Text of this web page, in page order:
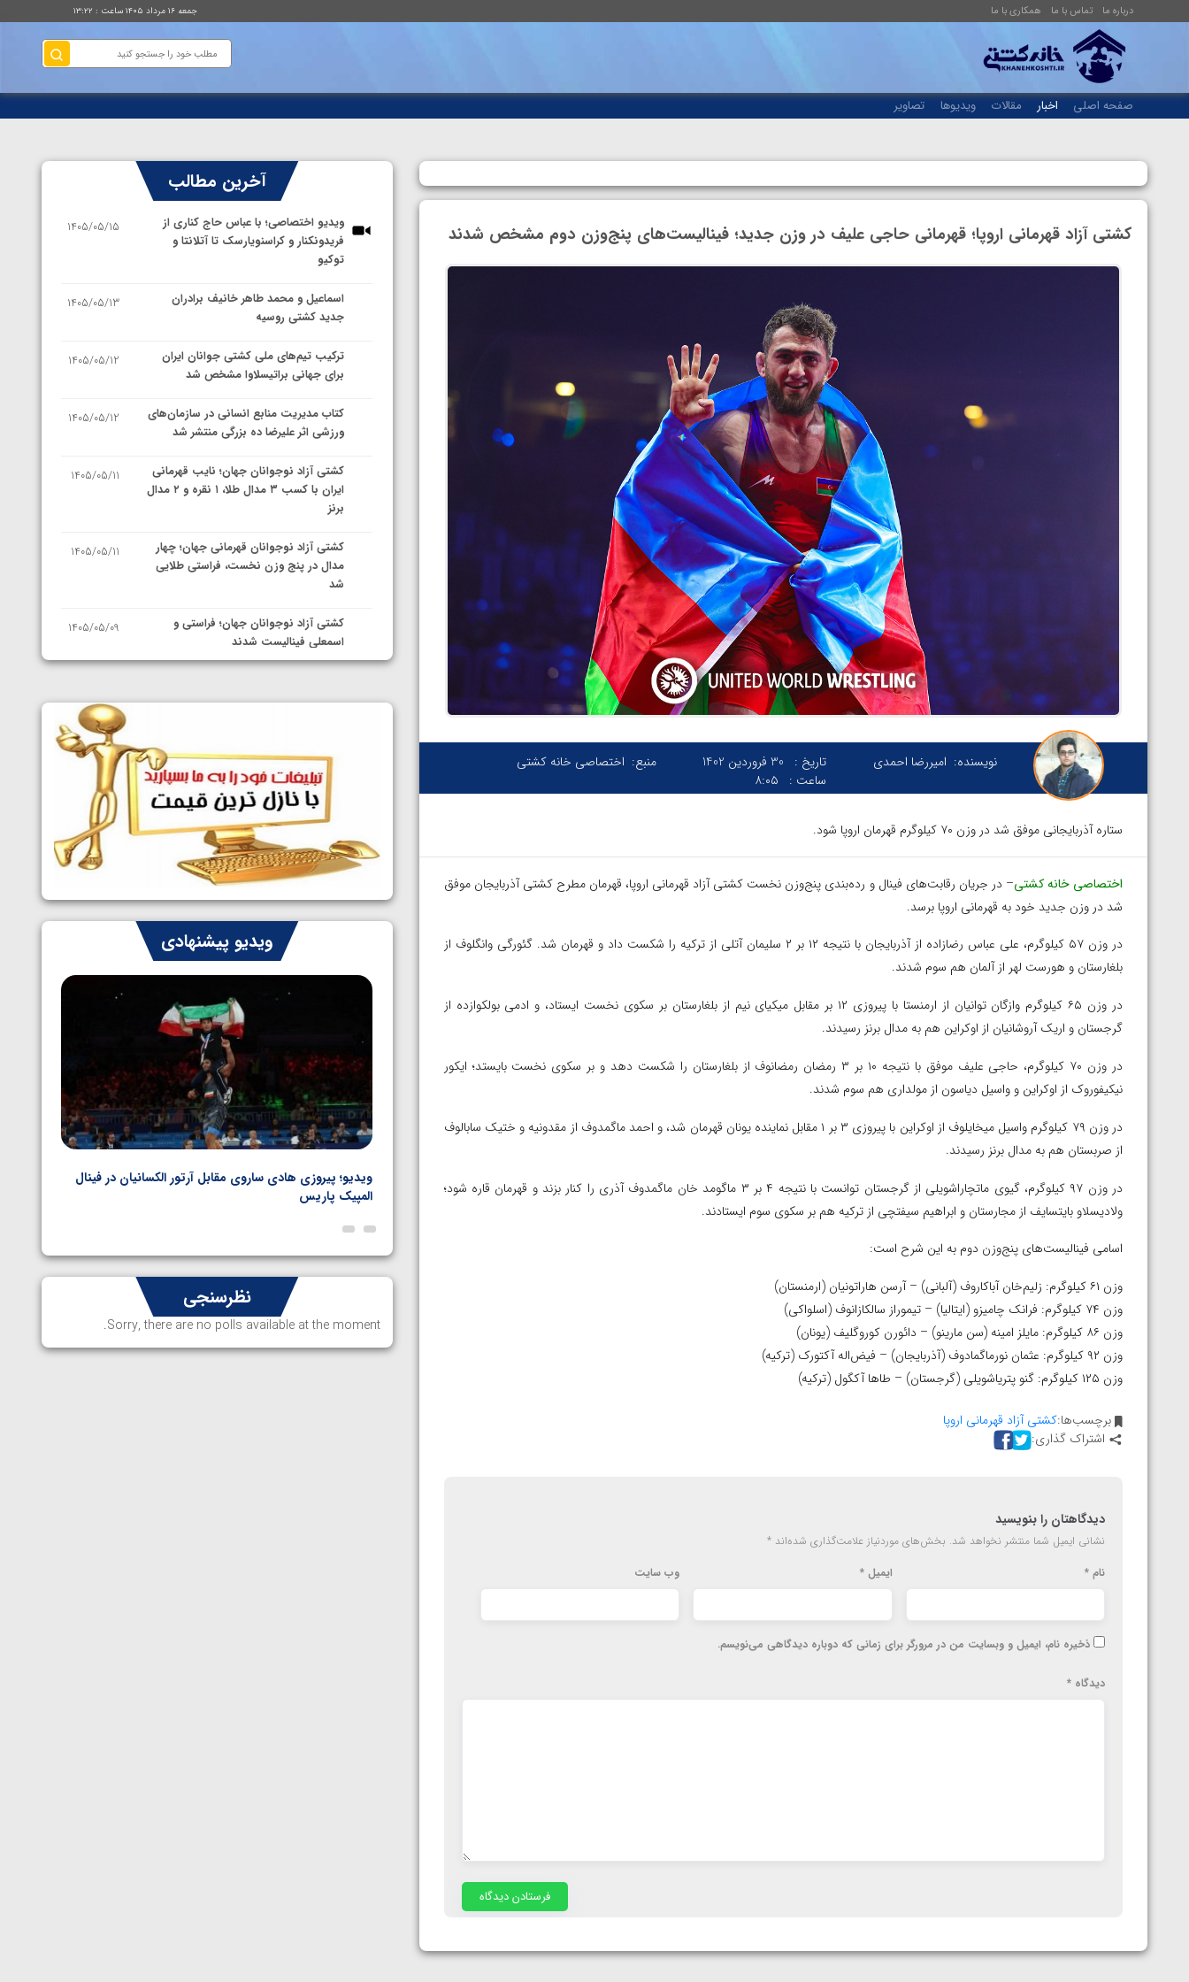
درباره ما تماس با ما همکاری با ما جمعه ۱۶ مرداد ۱۴۰۵ ساعت : ۱۳:۲۲
صفحه اصلی اخبار مقالات ویدیوها تصاویر
کشتی آزاد قهرمانی اروپا؛ قهرمانی حاجی علیف در وزن جدید؛ فینالیست‌های پنج‌وزن دوم مشخص شدند
نویسنده: امیررضا احمدی تاریخ :
30 فروردین 1402
ساعت :
۸:۰۵
منبع: اختصاصی خانه کشتی
ستاره آذربایجانی موفق شد در وزن ۷۰ کیلوگرم قهرمان اروپا شود.
اختصاصی خانه کشتی– در جریان رقابت‌های فینال و رده‌بندی پنج‌وزن نخست کشتی آزاد قهرمانی اروپا، قهرمان مطرح کشتی آذربایجان موفق
شد در وزن جدید خود به قهرمانی اروپا برسد.
در وزن ۵۷ کیلوگرم، علی عباس رضازاده از آذربایجان با نتیجه ۱۲ بر ۲ سلیمان آتلی از ترکیه را شکست داد و قهرمان شد. گئورگی وانگلوف از
بلغارستان و هورست لهر از آلمان هم سوم شدند.
در وزن ۶۵ کیلوگرم وازگان توانیان از ارمنستا با پیروزی ۱۲ بر مقابل میکیای نیم از بلغارستان بر سکوی نخست ایستاد، و ادمی‌ بولکوازده از
گرجستان و اریک آروشانیان از اوکراین هم به مدال برنز رسیدند.
در وزن ۷۰ کیلوگرم، حاجی علیف موفق با نتیجه ۱۰ بر ۳ رمضان رمضانوف از بلغارستان را شکست دهد و بر سکوی نخست بایستد؛ ایکور
نیکیفوروک از اوکراین و واسیل دیاسون از مولداری هم سوم شدند.
در وزن ۷۹ کیلوگرم واسیل میخایلوف از اوکراین با پیروزی ۳ بر ۱ مقابل نماینده یونان قهرمان شد، و احمد ماگمدوف از مقدونیه و ختیک سابالوف
از صربستان هم به مدال برنز رسیدند.
در وزن ۹۷ کیلوگرم، گیوی ماتچاراشویلی از گرجستان توانست با نتیجه ۴ بر ۳ ماگومد خان ماگمدوف آذری را کنار بزند و قهرمان قاره شود؛
ولادیسلاو بایتسایف از مجارستان و ابراهیم سیفتچی از ترکیه هم بر سکوی سوم ایستادند.
اسامی فینالیست‌های پنج‌وزن دوم به این شرح است:
وزن ۶۱ کیلوگرم: زلیم‌خان آباکاروف (آلبانی) – آرسن هاراتونیان (ارمنستان)
وزن ۷۴ کیلوگرم: فرانک چامیزو (ایتالیا) – تیموراز سالکازانوف (اسلواکی)
وزن ۸۶ کیلوگرم: مایلز امینه (سن مارینو) – دائورن کوروگلیف (یونان)
وزن ۹۲ کیلوگرم: عثمان نورماگمادوف (آذربایجان) – فیض‌اله آکتورک (ترکیه)
وزن ۱۲۵ کیلوگرم: گنو پتریاشویلی (گرجستان) – طاها آکگول (ترکیه)
برچسب‌ها:کشتی آزاد قهرمانی اروپا
اشتراک گذاری:
دیدگاهتان را بنویسید
نشانی ایمیل شما منتشر نخواهد شد. بخش‌های موردنیاز علامت‌گذاری شده‌اند *
نام * ایمیل* وب‌ سایت
ذخیره نام، ایمیل و وبسایت من در مرورگر برای زمانی که دوباره دیدگاهی می‌نویسم.
دیدگاه *
آخرین مطالب
ویدیو اختصاصی؛ با عباس حاج کناری از
فریدونکنار و کراسنویارسک تا آتلانتا و
توکیو
1405/05/15
اسماعیل و محمد طاهر خانیف برادران
جدید کشتی روسیه
1405/05/13
ترکیب تیم‌های ملی کشتی جوانان ایران
برای جهانی براتیسلاوا مشخص شد
1405/05/12
کتاب مدیریت منابع انسانی در سازمان‌های
ورزشی اثر علیرضا ده بزرگی منتشر شد
1405/05/12
کشتی آزاد نوجوانان جهان؛ نایب قهرمانی
ایران با کسب ۳ مدال طلا، ۱ نقره و ۲ مدال
برنز
1405/05/11
کشتی آزاد نوجوانان قهرمانی جهان؛ چهار
مدال در پنج وزن نخست، فراستی طلایی
شد
1405/05/11
کشتی آزاد نوجوانان جهان؛ فراستی و
اسمعلی فینالیست شدند
1405/05/09
نمایندگان ایران مشخص شدند
سوم برای ایران
1405/05/07
ایران چشم به راه چهار مدال در پنج وزن
دوم کشتی فرنگی نوجوانان جهان
1405/05/06
ویدیو پیشنهادی
ویدیو؛ باخت امین کاویانی نژاد مقابل مالخاز آمویان از
ارمنستان
ویدیو؛ صعود حسن یزدانی به فینال المپیک با برتری مقابل
ناظم امینه
ویدیو؛ پیروزی هادی ساروی مقابل آرتور الکسانیان در فینال
المپیک پاریس
نظرسنجی
Sorry, there are no polls available at the moment.